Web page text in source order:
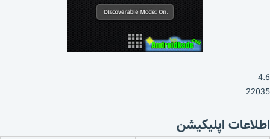
4.6
22035
اطلاعات اپلیکیشن